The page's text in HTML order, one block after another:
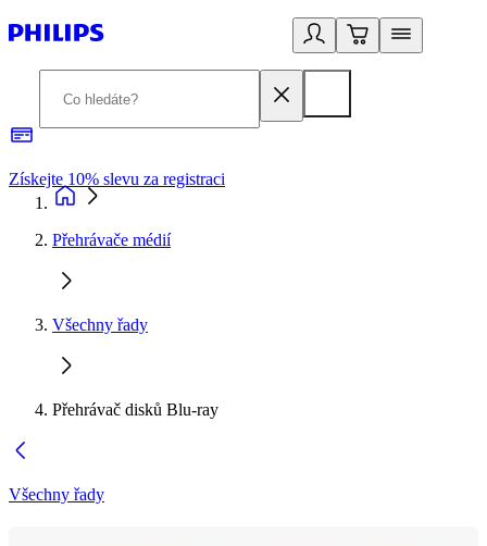
Získejte 10% slevu za registraci
Přehrávače médií
Všechny řady
Přehrávač disků Blu-ray
Všechny řady